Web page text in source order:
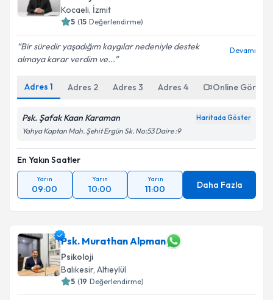
Kocaeli, İzmit
5 (15 Değerlendirme)
Bir süredir yaşadığım kaygılar nedeniyle destek
almaya karar verdim ve...
Devamı
Adres 1 Adres 2 Adres 3 Adres 4 Online
Psk. Şafak Kaan Karaman Haritada Göster
Yahya Kaptan Mah. Şehit Ergün Sk. No:53 Daire :9
En Yakın Saatler
Yarın
09:00
Yarın
10:00
Yarın
11:00 Daha Fazla
Psk. Murathan Alpman
Psikoloji
Balıkesir, Altıeylül
5 (19 Değerlendirme)